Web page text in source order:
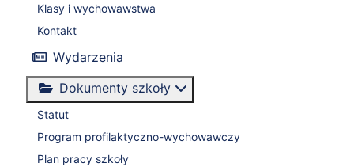
Klasy i wychowawstwa
Kontakt
Wydarzenia
Dokumenty szkoły
Statut
Program profilaktyczno-wychowawczy
Plan pracy szkoły